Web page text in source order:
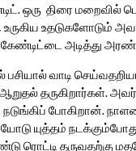
ஒரு திரை மறைவில்
உதடுகளோடும்
கேண்டிட்டை அடித்து
பசியால் வாடி
தருகிறார்கள்.
நடுங்கிப் போகிறான்.
யுத்தம்
ரொட்டி தருவதற்கு